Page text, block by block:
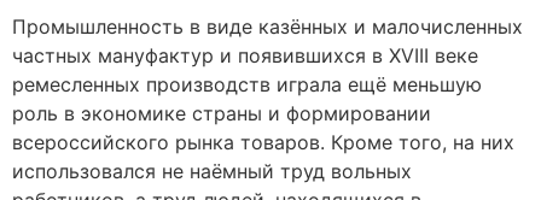
Промышленность в виде казённых и малочисленных
частных мануфактур и появившихся в XVIII веке
ремесленных производств играла ещё меньшую
роль в экономике страны и формировании
всероссийского рынка товаров. Кроме того, на них
использовался не наёмный труд вольных